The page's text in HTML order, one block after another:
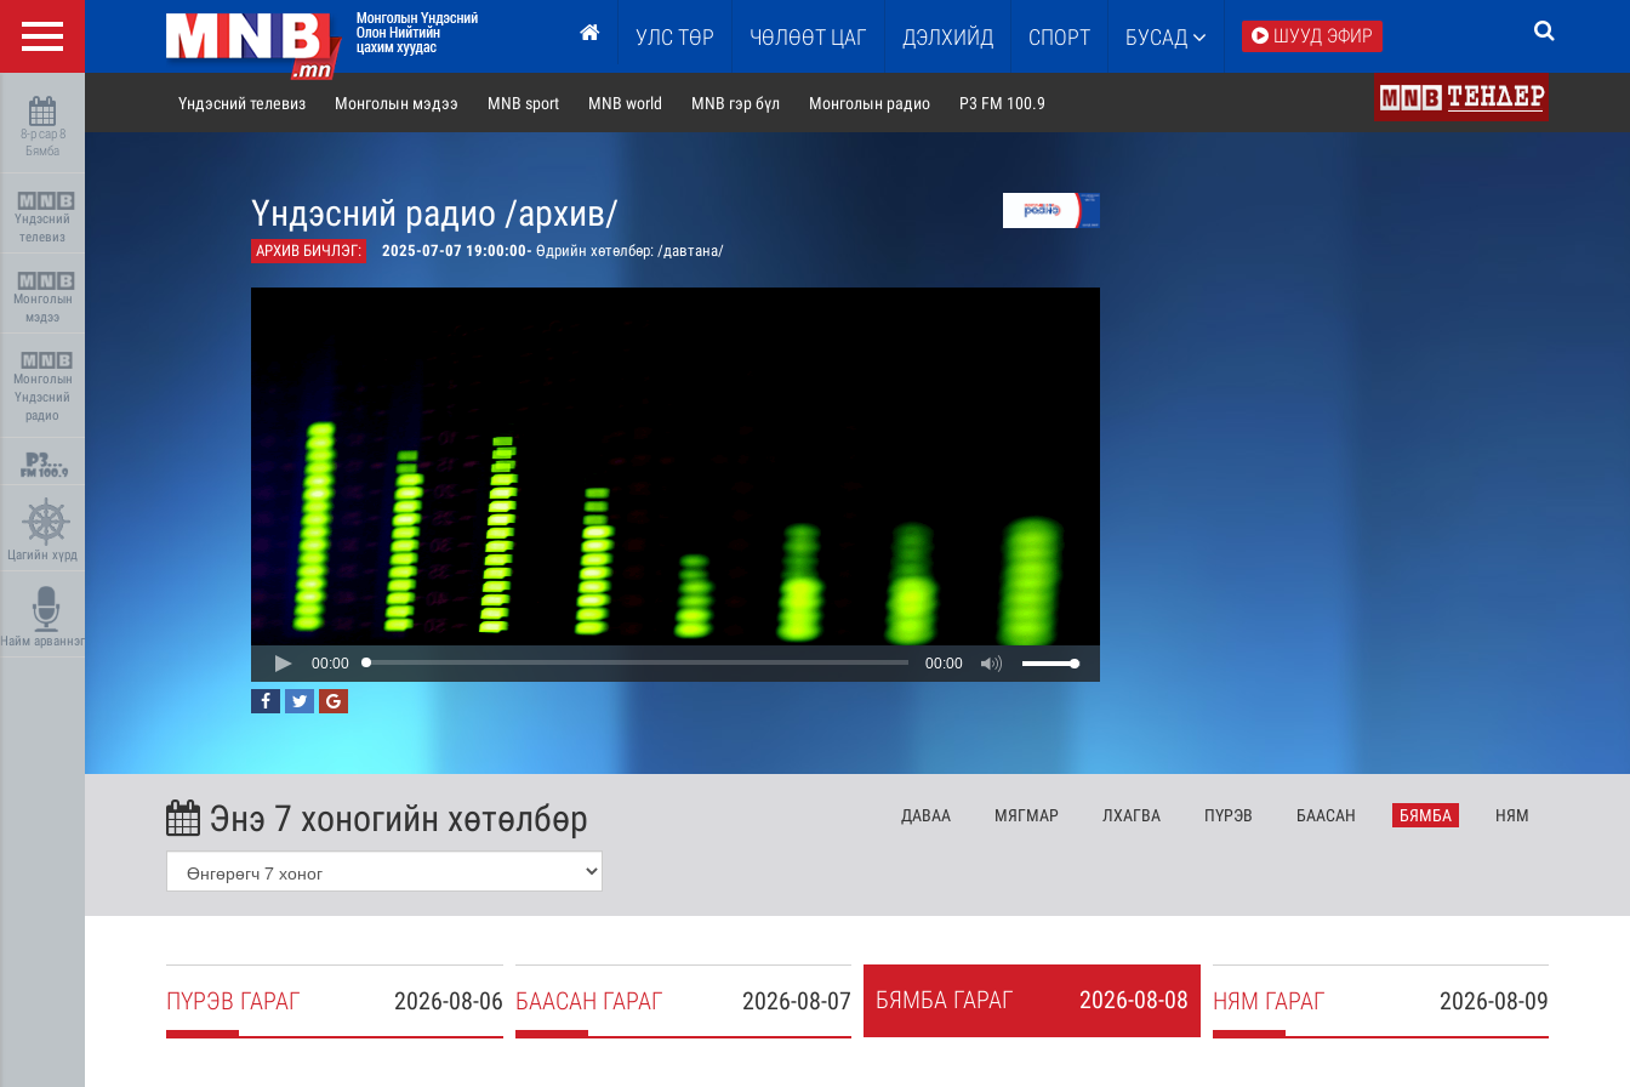
УЛС ТӨР ЧӨЛӨӨТ ЦАГ ДЭЛХИЙД СПОРТ БУСАД ШУУД ЭФИР
8-р сар 8
Бямба
Үндэсний
телевиз
Монголын
мэдээ
Монголын
Үндэсний
радио
Цагийн хүрд
Найм арваннэг
Үндэсний телевиз Монголын мэдээ MNB sport MNB world MNB гэр бүл Монголын радио P3 FM 100.9
Үндэсний радио /архив/
АРХИВ БИЧЛЭГ: 2025-07-07 19:00:00- Өдрийн хөтөлбөр: /давтана/
00:00 00:00
Энэ 7 хоногийн хөтөлбөр ДАВАА МЯГМАР ЛХАГВА ПҮРЭВ БААСАН БЯМБА НЯМ
2026-08-06
ПҮРЭВ ГАРАГ 2026-08-07
БААСАН ГАРАГ 2026-08-08
БЯМБА ГАРАГ 2026-08-09
НЯМ ГАРАГ